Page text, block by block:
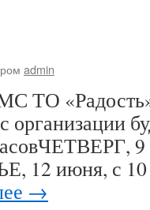
admin
ТО «Радость»
организации
12 июня, с 10
→